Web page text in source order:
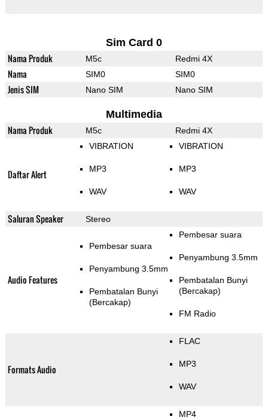
Sim Card 0
Nama Produk M5c Redmi 4X
Nama SIM0 SIM0
Jenis SIM Nano SIM Nano SIM
Multimedia
Nama Produk M5c Redmi 4X
Daftar Alert
VIBRATION
MP3
WAV
VIBRATION
MP3
WAV
Saluran Speaker Stereo
Audio Features
Pembesar suara
Penyambung 3.5mm
Pembatalan Bunyi
(Bercakap)
Pembesar suara
Penyambung 3.5mm
Pembatalan Bunyi
(Bercakap)
FM Radio
Formats Audio
FLAC
MP3
WAV
MP4